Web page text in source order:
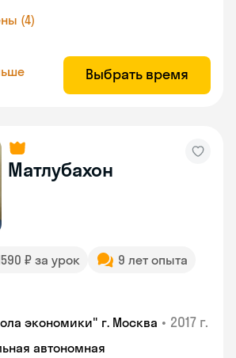
(4)
Выбрать время
Матлубахон
₽ за урок
9 лет опыта
экономики" г. Москва • 2017 г.
автономная